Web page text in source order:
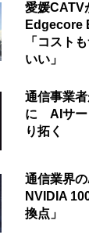
愛媛CATV
Edgecore
「コスト
いい」
通信事業
に AIサー
り拓く
通信業界
NVIDIA
換点」